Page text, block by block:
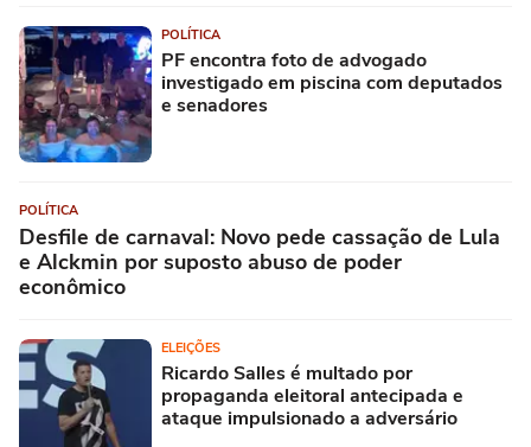
POLÍTICA
PF encontra foto de advogado
investigado em piscina com deputados
e senadores
POLÍTICA
Desfile de carnaval: Novo pede cassação de Lula
e Alckmin por suposto abuso de poder
econômico
ELEIÇÕES
Ricardo Salles é multado por
propaganda eleitoral antecipada e
ataque impulsionado a adversário